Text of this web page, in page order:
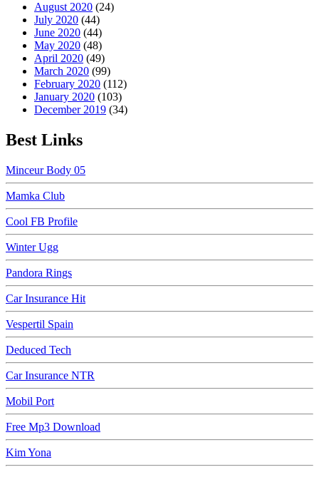
August 2020 (24)
July 2020 (44)
June 2020 (44)
May 2020 (48)
April 2020 (49)
March 2020 (99)
February 2020 (112)
January 2020 (103)
December 2019 (34)
Best Links
Minceur Body 05
Mamka Club
Cool FB Profile
Winter Ugg
Pandora Rings
Car Insurance Hit
Vespertil Spain
Deduced Tech
Car Insurance NTR
Mobil Port
Free Mp3 Download
Kim Yona